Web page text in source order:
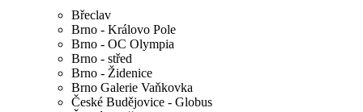
Břeclav
Brno - Královo Pole
Brno - OC Olympia
Brno - střed
Brno - Židenice
Brno Galerie Vaňkovka
České Budějovice - Globus